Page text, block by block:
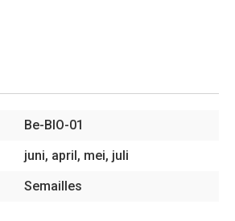
Be-BIO-01
juni, april, mei, juli
Semailles